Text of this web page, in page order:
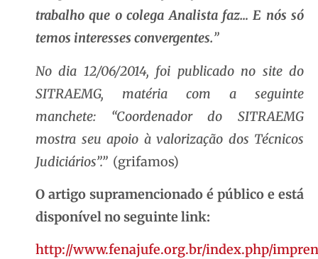
trabalho que o colega Analista faz… E nós só
temos interesses convergentes.”
No dia 12/06/2014, foi publicado no site do
SITRAEMG, matéria com a seguinte
manchete: “Coordenador do SITRAEMG
mostra seu apoio à valorização dos Técnicos
Judiciários”.” (grifamos)
O artigo supramencionado é público e está
disponível no seguinte link:
http://www.fenajufe.org.br/index.php/